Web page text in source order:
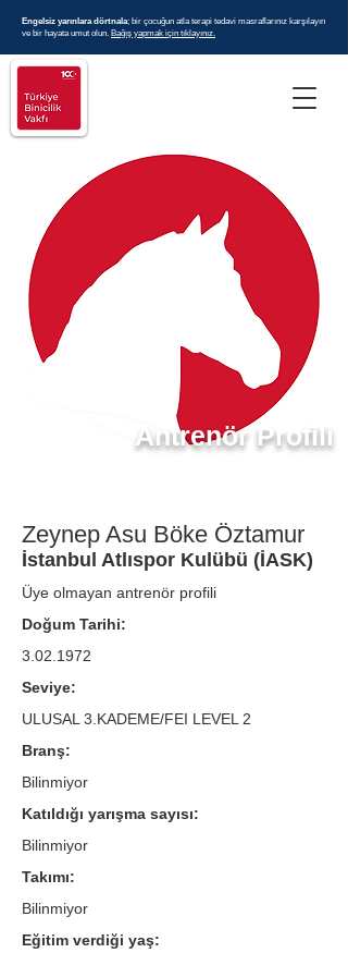
Engelsiz yarınlara dörtnala; bir çocuğun atla terapi tedavi masraflarınız karşılayın
ve bir hayata umut olun. Bağış yapmak için tıklayınız.
Antrenör Profili
Zeynep Asu Böke Öztamur
İstanbul Atlıspor Kulübü (İASK)
Üye olmayan antrenör profili
Doğum Tarihi:
3.02.1972
Seviye:
ULUSAL 3.KADEME/FEI LEVEL 2
Branş:
Bilinmiyor
Katıldığı yarışma sayısı:
Bilinmiyor
Takımı:
Bilinmiyor
Eğitim verdiği yaş: